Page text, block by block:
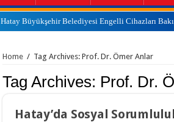
Hatay Büyükşehir Belediyesi Engelli Cihazları
Home / Tag Archives: Prof. Dr. Ömer Anlar
Tag Archives: Prof. Dr.
Hatay’da Sosyal